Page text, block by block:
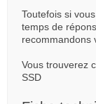
Toutefois si
temps de
recommandons
Vous trouverez
SSD